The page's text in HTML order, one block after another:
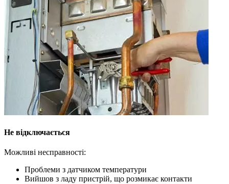
Не відключається
Можливі несправності:
Проблеми з датчиком температури
Вийшов з ладу пристрій, що розмикає контакти